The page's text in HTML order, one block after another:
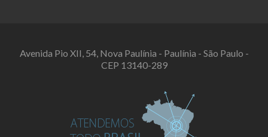
Avenida Pio XII, 54, Nova Paulínia - Paulínia - São Paulo -
CEP 13140-289